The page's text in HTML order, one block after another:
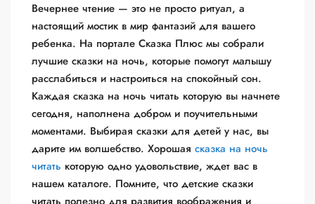
Вечернее чтение — это не просто ритуал, а
настоящий мостик в мир фантазий для вашего
ребенка. На портале Сказка Плюс мы собрали
лучшие сказки на ночь, которые помогут малышу
расслабиться и настроиться на спокойный сон.
Каждая сказка на ночь читать которую вы начнете
сегодня, наполнена добром и поучительными
моментами. Выбирая сказки для детей у нас, вы
дарите им волшебство. Хорошая сказка на ночь
читать которую одно удовольствие, ждет вас в
нашем каталоге. Помните, что детские сказки